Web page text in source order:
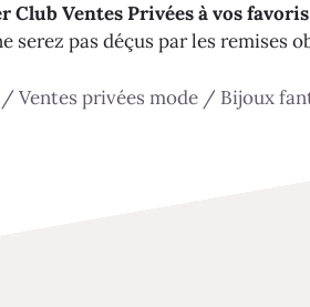
Club Ventes Privées à vos favoris
serez pas déçus par les remises
/ Ventes privées mode / Bijoux